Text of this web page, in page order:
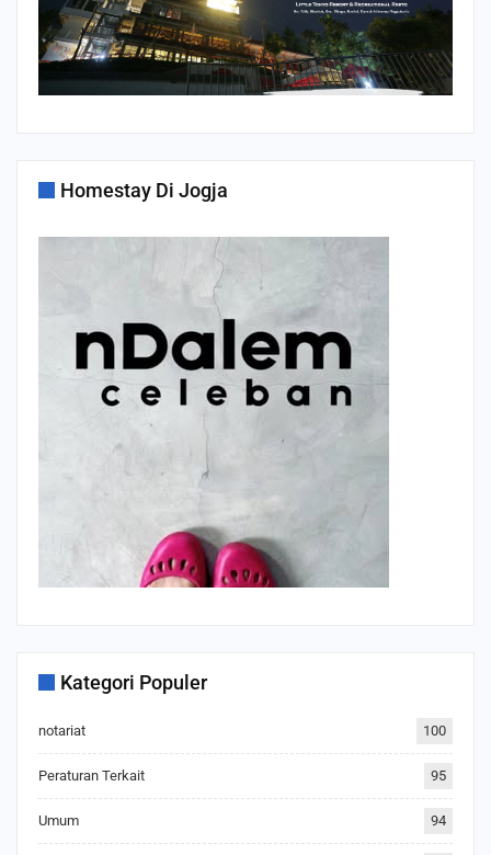
Homestay Di Jogja
Kategori Populer
notariat 100
Peraturan Terkait 95
Umum 94